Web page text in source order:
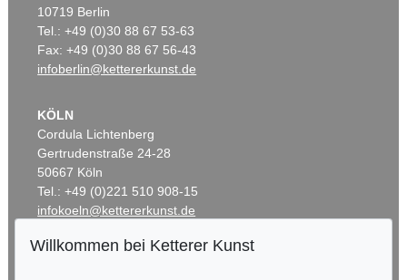
10719 Berlin
Tel.: +49 (0)30 88 67 53-63
Fax: +49 (0)30 88 67 56-43
infoberlin@kettererkunst.de
KÖLN
Cordula Lichtenberg
Gertrudenstraße 24-28
50667 Köln
Tel.: +49 (0)221 510 908-15
infokoeln@kettererkunst.de
Willkommen bei Ketterer Kunst